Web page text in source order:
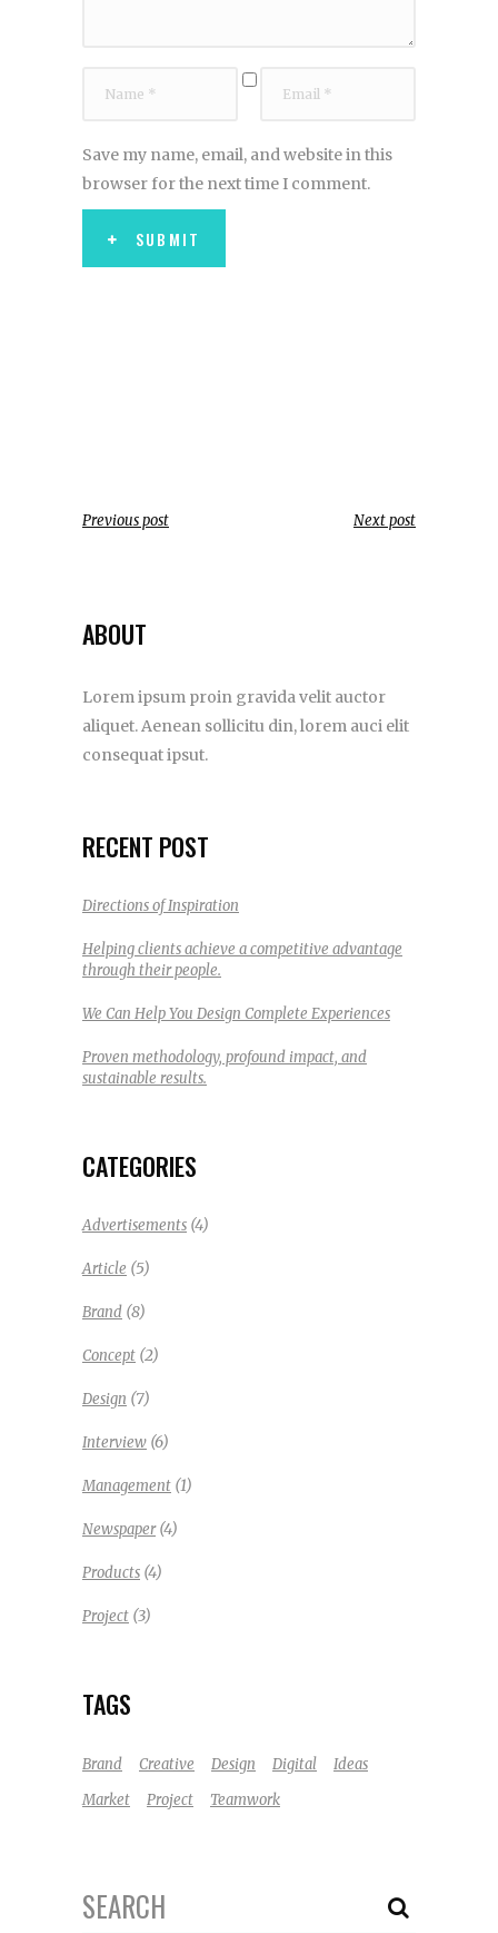
Save my name, email, and website in this
browser for the next time I comment.
SUBMIT
Previous post Next post
ABOUT
Lorem ipsum proin gravida velit auctor
aliquet. Aenean sollicitu din, lorem auci elit
consequat ipsut.
RECENT POST
Directions of Inspiration
Helping clients achieve a competitive advantage
through their people.
We Can Help You Design Complete Experiences
Proven methodology, profound impact, and
sustainable results.
CATEGORIES
Advertisements (4)
Article (5)
Brand (8)
Concept (2)
Design (7)
Interview (6)
Management (1)
Newspaper(4)
Products (4)
Project (3)
TAGS
Brand Creative Design Digital
Ideas
Market
Project Teamwork
Search
for: